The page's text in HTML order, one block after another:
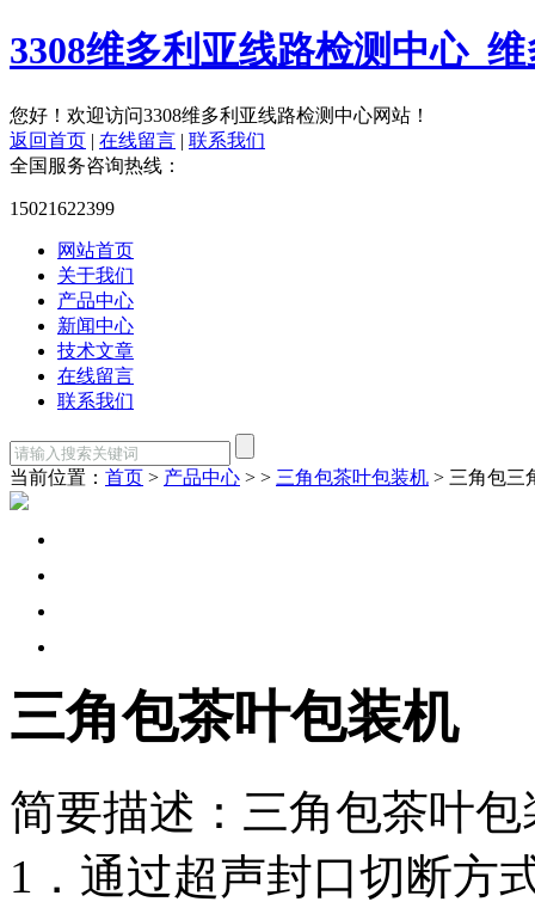
3308维多利亚线路检测中心_
您好！欢迎访问3308维多利亚线路检测中心网站！
返回首页 | 在线留言 | 联系我们
全国服务咨询热线：
15021622399
网站首页
关于我们
产品中心
新闻中心
技术文章
在线留言
联系我们
当前位置： 首页 > 产品中心 > > 三角包茶叶包装机 > 三角包三
三角包茶叶包装机
简要描述： 三角包茶叶包
1．通过超声封口切断方